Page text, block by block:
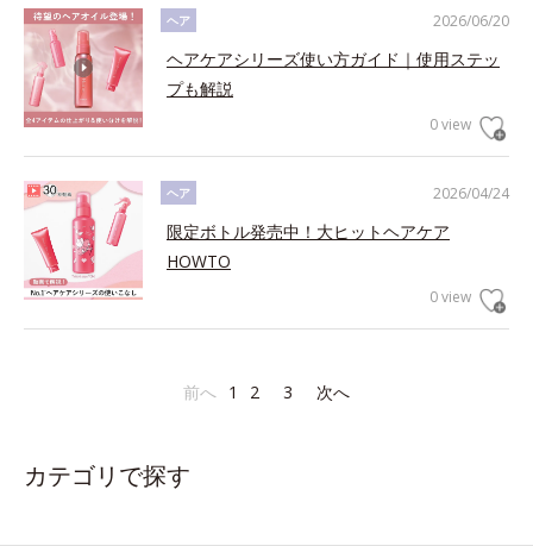
2026/06/20
ヘア
ヘアケアシリーズ使い方ガイド｜使用ステッ
プも解説
0 view
2026/04/24
ヘア
限定ボトル発売中！大ヒットヘアケア
HOWTO
0 view
前へ 1 2 3 次へ
カテゴリで探す